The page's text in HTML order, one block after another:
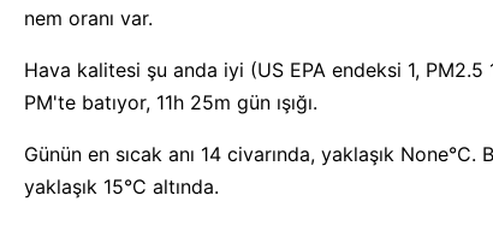
nem oranı var.
Hava kalitesi şu anda iyi (US EPA endeksi 1,
PM'te batıyor, 11h 25m gün ışığı.
Günün en sıcak anı 14 civarında, yaklaşık
yaklaşık 15°C altında.